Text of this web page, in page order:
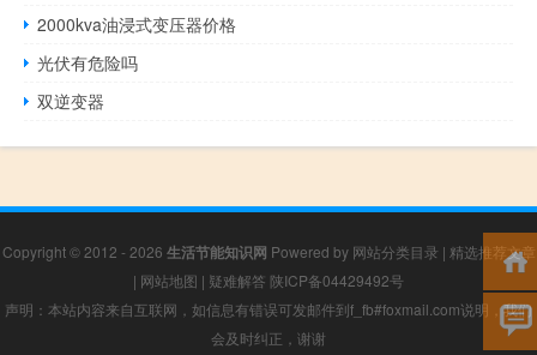
2000kva油浸式变压器价格
光伏有危险吗
双逆变器
Copyright © 2012 - 2026 生活节能知识网 Powered by 网站分类目录 | 精选推荐文章
| 网站地图 | 疑难解答 陕ICP备04429492号
声明：本站内容来自互联网，如信息有错误可发邮件到f_fb#foxmail.com说明，我们
会及时纠正，谢谢